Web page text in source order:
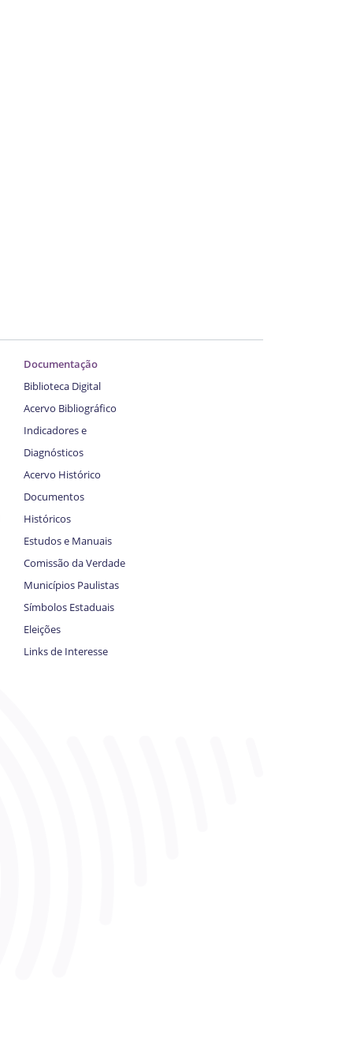
Documentação
Biblioteca Digital
Acervo Bibliográfico
Indicadores e
Diagnósticos
Acervo Histórico
Documentos
Históricos
Estudos e Manuais
Comissão da Verdade
Municípios Paulistas
Símbolos Estaduais
Eleições
Links de Interesse